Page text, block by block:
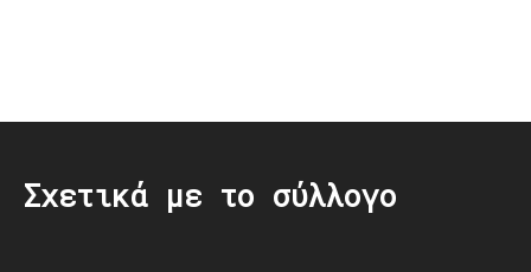
Σχετικά με το σύλλογο